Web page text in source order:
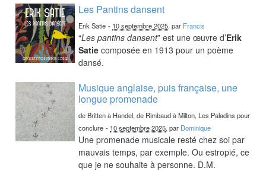
Les Pantins dansent
Erik Satie - 10 septembre 2025, par Francis
“Les pantins dansent” est une œuvre d’Erik
Satie composée en 1913 pour un poème
dansé.
Musique anglaise, puis française, une
longue promenade
de Britten à Handel, de Rimbaud à Milton, Les Paladins pour
conclure - 10 septembre 2025, par Dominique
Une promenade musicale resté chez soi par
mauvais temps, par exemple. Ou estropié, ce
que je ne souhaite à personne. D.M.